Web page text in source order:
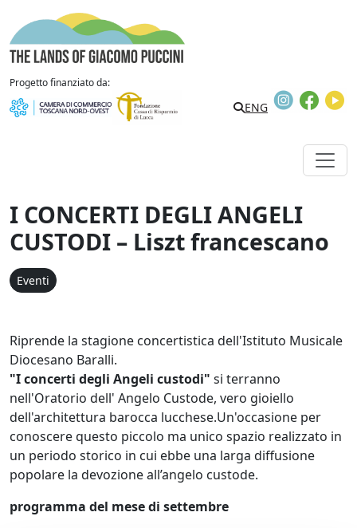
Vai al contenuto
Progetto finanziato da:
Search
ENG
Instagram
I CONCERTI DEGLI ANGELI
CUSTODI – Liszt francescano
Eventi
Riprende la stagione concertistica dell'Istituto Musicale
Diocesano Baralli.
"I concerti degli Angeli custodi" si terranno
nell'Oratorio dell' Angelo Custode, vero gioiello
dell'architettura barocca lucchese.Un'occasione per
conoscere questo piccolo ma unico spazio realizzato in
un periodo storico in cui ebbe una larga diffusione
popolare la devozione all’angelo custode.
programma del mese di settembre